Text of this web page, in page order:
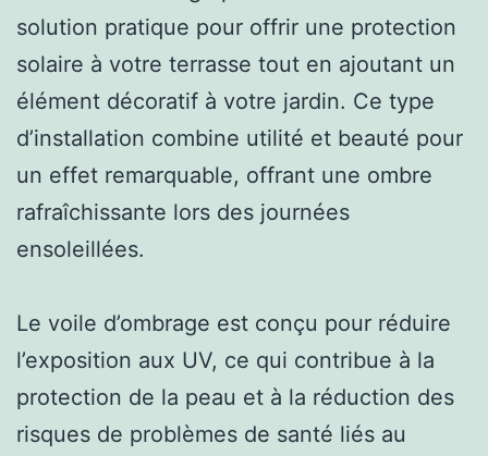
solution pratique pour offrir une protection
solaire à votre terrasse tout en ajoutant un
élément décoratif à votre jardin. Ce type
d’installation combine utilité et beauté pour
un effet remarquable, offrant une ombre
rafraîchissante lors des journées
ensoleillées.
Le voile d’ombrage est conçu pour réduire
l’exposition aux UV, ce qui contribue à la
protection de la peau et à la réduction des
risques de problèmes de santé liés au